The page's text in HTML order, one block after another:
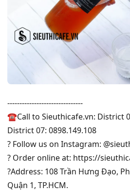
-------------------------------
☎Call to Sieuthicafe.vn: District
District 07: 0898.149.108
? Follow us on Instagram:
? Order online at: https://
?Address: 108 Trần Hưng Đạo,
Quận 1, TP.HCM.